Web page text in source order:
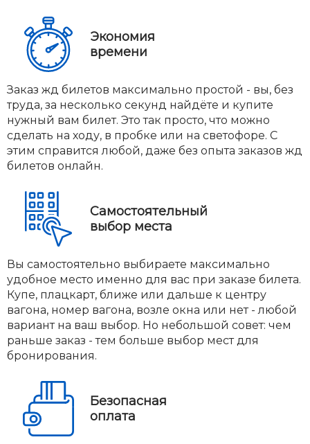
Экономия
времени
Заказ жд билетов максимально простой - вы, без
труда, за несколько секунд найдёте и купите
нужный вам билет. Это так просто, что можно
сделать на ходу, в пробке или на светофоре. С
этим справится любой, даже без опыта заказов жд
билетов онлайн.
Самостоятельный
выбор места
Вы самостоятельно выбираете максимально
удобное место именно для вас при заказе билета.
Купе, плацкарт, ближе или дальше к центру
вагона, номер вагона, возле окна или нет - любой
вариант на ваш выбор. Но небольшой совет: чем
раньше заказ - тем больше выбор мест для
бронирования.
Безопасная
оплата